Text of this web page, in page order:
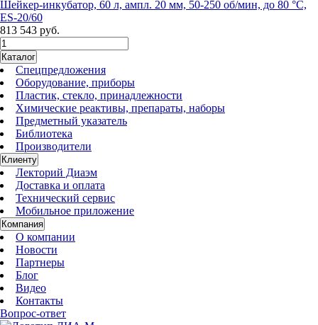
Шейкер-инкубатор, 60 л, ампл. 20 мм, 50-250 об/мин, до 80 °C,
ES-20/60
813 543 руб.
Каталог
Спецпредложения
Оборудование, приборы
Пластик, стекло, принадлежности
Химические реактивы, препараты, наборы
Предметный указатель
Библиотека
Производители
Клиенту
Лекторий Диаэм
Доставка и оплата
Технический сервис
Мобильное приложение
Компания
О компании
Новости
Партнеры
Блог
Видео
Контакты
Вопрос-ответ